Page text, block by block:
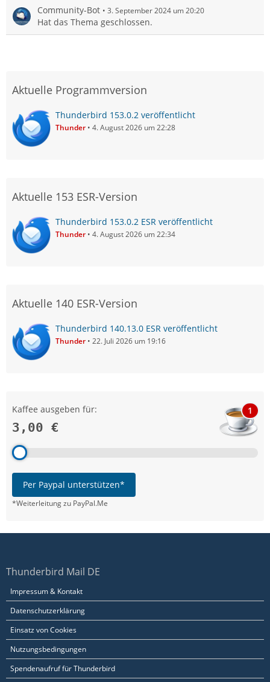
Community-Bot 3. September 2024 um 20:20
Hat das Thema geschlossen.
Aktuelle Programmversion
Thunderbird 153.0.2 veröffentlicht
Thunder 4. August 2026 um 22:28
Aktuelle 153 ESR-Version
Thunderbird 153.0.2 ESR veröffentlicht
Thunder 4. August 2026 um 22:34
Aktuelle 140 ESR-Version
Thunderbird 140.13.0 ESR veröffentlicht
Thunder 22. Juli 2026 um 19:16
Kaffee ausgeben für:
3,00 €
1
Per Paypal unterstützen*
*Weiterleitung zu PayPal.Me
Thunderbird Mail DE
Impressum & Kontakt
Datenschutzerklärung
Einsatz von Cookies
Nutzungsbedingungen
Spendenaufruf für Thunderbird